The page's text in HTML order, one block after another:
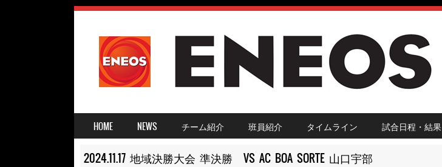
MENU ≡
SKIP TO CONTENT
HOME NEWS チーム紹介 班員紹介 タイムライン 試合日程・結果
2024.11.17 地域決勝大会 準決勝 VS AC BOA SORTE 山口宇部